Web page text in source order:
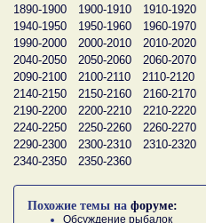
1890-1900
1900-1910 1910-1920
1940-1950
1950-1960 1960-1970
1990-2000
2000-2010 2010-2020
2040-2050
2050-2060 2060-2070
2090-2100
2100-2110 2110-2120
2140-2150
2150-2160 2160-2170
2190-2200
2200-2210 2210-2220
2240-2250
2250-2260 2260-2270
2290-2300
2300-2310 2310-2320
2340-2350
2350-2360
Похожие темы на форуме:
Обсуждение рыбалок